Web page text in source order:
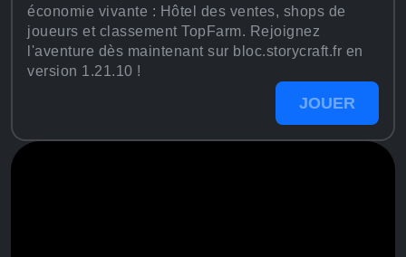
économie vivante : Hôtel des ventes, shops de
joueurs et classement TopFarm. Rejoignez
l'aventure dès maintenant sur bloc.storycraft.fr en
version 1.21.10 !
JOUER